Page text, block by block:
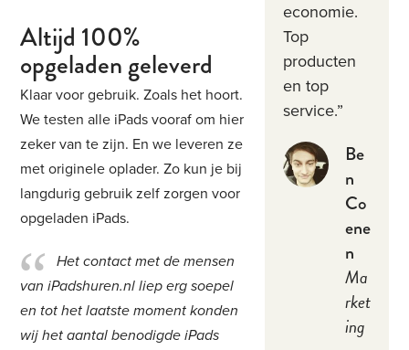
Altijd 100%
opgeladen geleverd
Klaar voor gebruik. Zoals het hoort.
We testen alle iPads vooraf om hier
zeker van te zijn. En we leveren ze
met originele oplader. Zo kun je bij
langdurig gebruik zelf zorgen voor
opgeladen iPads.
Het contact met de mensen
van iPadshuren.nl liep erg soepel
en tot het laatste moment konden
wij het aantal benodigde iPads
economie.
Top
producten
en top
service.”
Be
n
Co
ene
n
Ma
rket
ing